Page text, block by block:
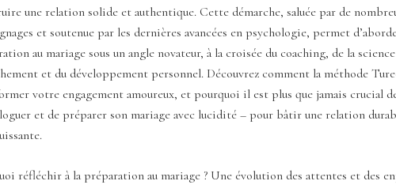
une relation solide et authentique. Cette démarche, saluée par de
et soutenue par les dernières avancées en psychologie, permet
au mariage sous un angle novateur, à la croisée du coaching, de la
et du développement personnel. Découvrez comment la méthode
votre engagement amoureux, et pourquoi il est plus que jamais crucial
et de préparer son mariage avec lucidité – pour bâtir une relation
réfléchir à la préparation au mariage ? Une évolution des attentes et des